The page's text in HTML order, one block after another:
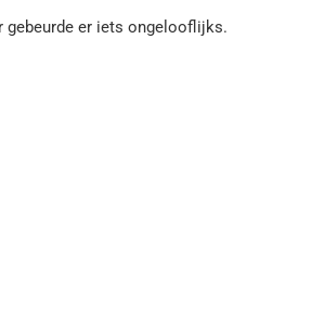
gebeurde er iets ongelooflijks.